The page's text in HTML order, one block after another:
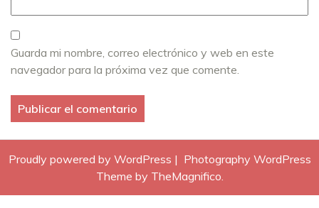
Guarda mi nombre, correo electrónico y web en este
navegador para la próxima vez que comente.
Proudly powered by WordPress | Photography WordPress
Theme by TheMagnifico.